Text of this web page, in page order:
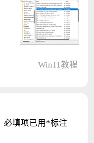
Win11教程
必填项已用 *标注